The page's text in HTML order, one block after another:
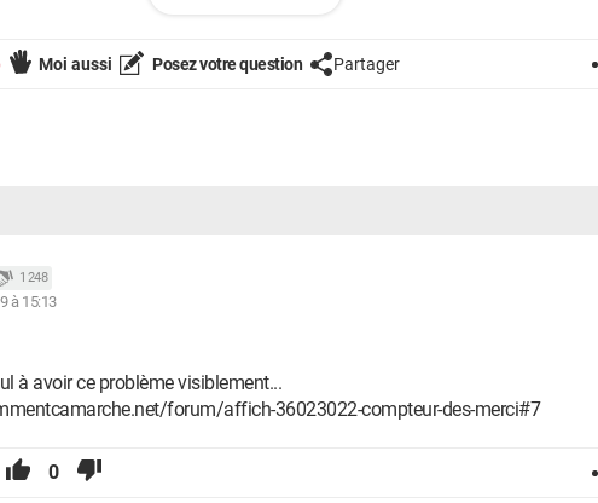
Moi aussi Posez votre question Partager
1 248
à 15:13
à avoir ce problème visiblement...
forum/affich-36023022-compteur-des-merci#7
0